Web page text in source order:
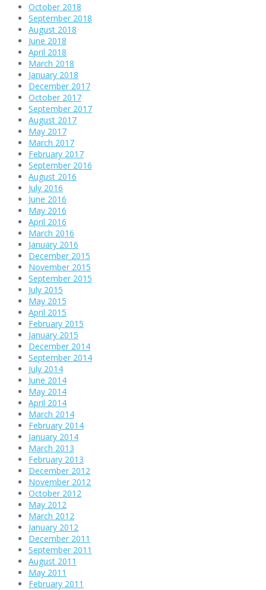
October 2018
September 2018
August 2018
June 2018
April 2018
March 2018
January 2018
December 2017
October 2017
September 2017
August 2017
May 2017
March 2017
February 2017
September 2016
August 2016
July 2016
June 2016
May 2016
April 2016
March 2016
January 2016
December 2015
November 2015
September 2015
July 2015
May 2015
April 2015
February 2015
January 2015
December 2014
September 2014
July 2014
June 2014
May 2014
April 2014
March 2014
February 2014
January 2014
March 2013
February 2013
December 2012
November 2012
October 2012
May 2012
March 2012
January 2012
December 2011
September 2011
August 2011
May 2011
February 2011